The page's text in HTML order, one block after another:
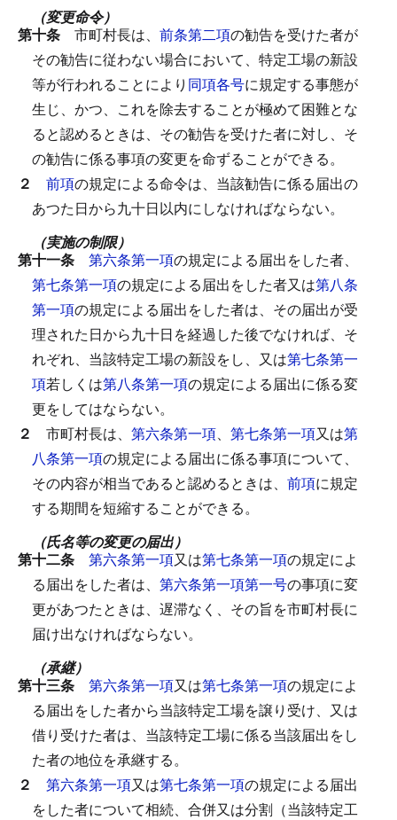
（変更命令）
第十条 市町村長は、 前条第二項の勧告を受けた者が
その勧告に従わない場合において、特定工場の新設
等が行われることにより 同項各号に規定する事態が
生じ、かつ、これを除去することが極めて困難とな
ると認めるときは、その勧告を受けた者に対し、そ
の勧告に係る事項の変更を命ずることができる。
２ 前項の規定による命令は、当該勧告に係る届出の
あつた日から九十日以内にしなければならない。
（実施の制限）
第十一条 第六条第一項の規定による届出をした者、
第七条第一項の規定による届出をした者又は第八条
第一項の規定による届出をした者は、その届出が受
理された日から九十日を経過した後でなければ、そ
れぞれ、当該特定工場の新設をし、又は第七条第一
項若しくは第八条第一項の規定による届出に係る変
更をしてはならない。
２ 市町村長は、 第六条第一項、 第七条第一項又は第
八条第一項の規定による届出に係る事項について、
その内容が相当であると認めるときは、 前項に規定
する期間を短縮することができる。
（氏名等の変更の届出）
第十二条 第六条第一項又は第七条第一項の規定によ
る届出をした者は、 第六条第一項第一号の事項に変
更があつたときは、遅滞なく、その旨を市町村長に
届け出なければならない。
（承継）
第十三条 第六条第一項又は第七条第一項の規定によ
る届出をした者から当該特定工場を譲り受け、又は
借り受けた者は、当該特定工場に係る当該届出をし
た者の地位を承継する。
２ 第六条第一項又は第七条第一項の規定による届出
をした者について相続、合併又は分割（当該特定工